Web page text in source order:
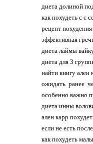
диета долиной
как похудеть с с
рецепт
эффективная
диета лаймы
диета для 3
найти книгу ален
ожидать ранее
особенно важно
диета инны
ален карр
если не есть
как похудеть